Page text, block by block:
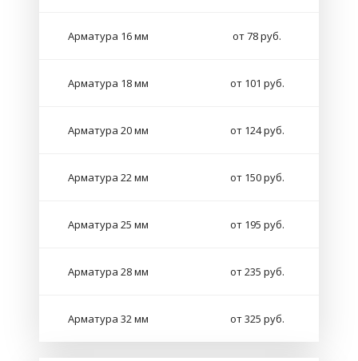
Арматура 16 мм от 78 руб.
Арматура 18 мм от 101 руб.
Арматура 20 мм от 124 руб.
Арматура 22 мм от 150 руб.
Арматура 25 мм от 195 руб.
Арматура 28 мм от 235 руб.
Арматура 32 мм от 325 руб.